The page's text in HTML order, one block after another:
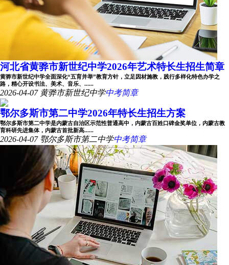
河北省黄骅市新世纪中学2026年艺术特长生招生简章
黄骅市新世纪中学全面深化“五育并举”教育方针，立足因材施教，践行多样化特色办学之
路，精心开设书法、美术、音乐、......
2026-04-07 黄骅市新世纪中学中考简章
鄂尔多斯市第二中学2026年特长生招生方案
鄂尔多斯市第二中学是内蒙古自治区示范性普通高中，内蒙古百姓口碑金奖单位，内蒙古教
育科研先进集体，内蒙古首批新高......
2026-04-07 鄂尔多斯市第二中学中考简章